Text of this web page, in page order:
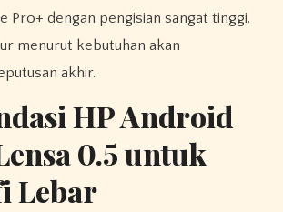
Pro+ dengan pengisian sangat tinggi.
menurut kebutuhan akan
akhir.
HP Android
0.5 untuk
Lebar